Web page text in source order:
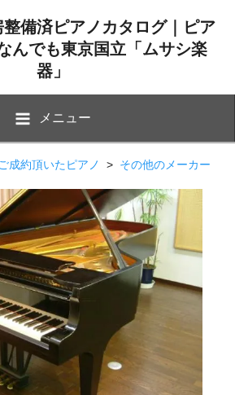
備済ピアノカタログ｜ピア
んでも東京国立「ムサシ楽
器」
メニュー
成約頂いたピアノ > その他のメーカー